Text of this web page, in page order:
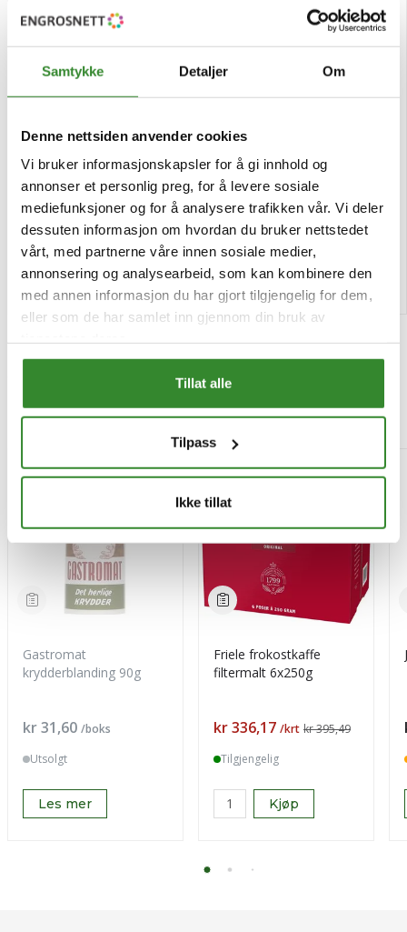
Samtykke Detaljer Om
Denne nettsiden anvender cookies
Vi bruker informasjonskapsler for å gi innhold og
annonser et personlig preg, for å levere sosiale
mediefunksjoner og for å analysere trafikken vår. Vi deler
dessuten informasjon om hvordan du bruker nettstedet
vårt, med partnerne våre innen sosiale medier,
annonsering og analysearbeid, som kan kombinere den
med annen informasjon du har gjort tilgjengelig for dem,
eller som de har samlet inn gjennom din bruk av
Tillat alle
Tilpass
Ikke tillat
Pris
kr 75,74 /stk
Tilgjengelig
Kjøp
Pris
kr 104,86 /stk
Bestillingsvare
Kjøp
Mest besøkt
Gastromat
krydderblanding 90g
Pris
kr 31,60 /boks
Utsolgt
Les mer
-15%
Friele frokostkaffe
filtermalt 6x250g
Pris
kr 336,17 /krt kr 395,49
Tilgjengelig
Kjøp